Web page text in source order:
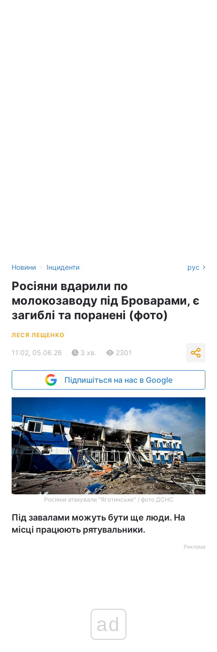
Новини › Інциденти рус
Росіяни вдарили по
молокозаводу під Броварами, є
загиблі та поранені (фото)
ЛЕСЯ ЛЕЩЕНКО
11:02, 05.06.26 3 хв. 2301
Підпишіться на нас в Google
Росіяни атакували "Яготинське" / фото ДСНС
Під завалами можуть бути ще люди. На
місці працюють рятувальники.
Реклама
ad